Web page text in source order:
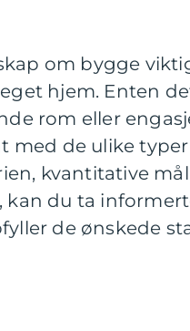
om bygge
hjem. Enten
rom eller
med de ulike
kvantitative
du ta
de ønskede